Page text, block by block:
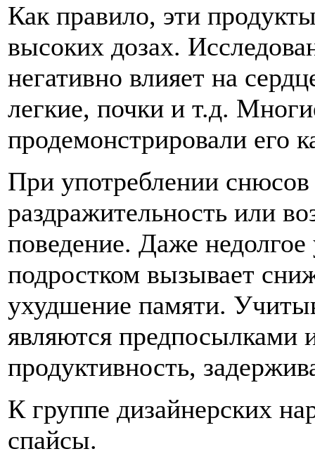
Как правило, эти
высоких дозах.
негативно влияет на
легкие, почки и т.д.
продемонстрировали его
При употреблении снюсов
раздражительность или
поведение. Даже
подростком вызывает
ухудшение памяти.
являются предпосылками
продуктивность,
К группе дизайнерских
спайсы.